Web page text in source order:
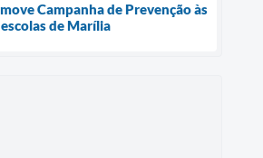
Campanha de Prevenção às
de Marília